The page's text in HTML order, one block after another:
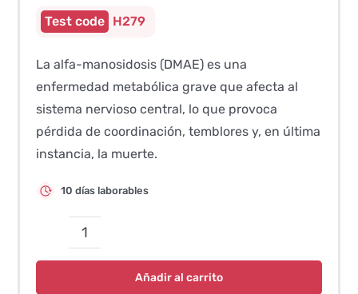
H279
La alfa-manosidosis (DMAE) es una
enfermedad metabólica grave que afecta al
sistema nervioso central, lo que provoca
pérdida de coordinación, temblores y, en última
instancia, la muerte.
10 días laborables
Alfa-
manosidosis
Añadir al carrito